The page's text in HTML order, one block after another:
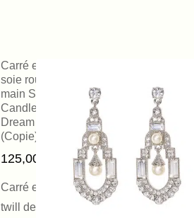
Carré en
soie roulotté
main Silver
Candle
Dream
(Copie)
125,00
Carré en
twill de